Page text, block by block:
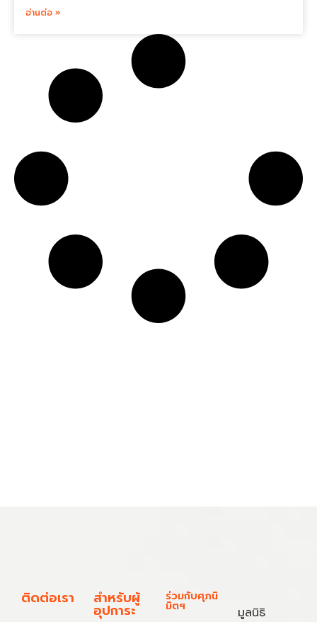
อ่านต่อ »
ติดต่อเรา สำหรับผู้
อุปการะ
ร่วมกับศุภนิ
มิตฯ
มูลนิธิ